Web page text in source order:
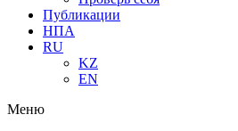
Публикации
НПА
RU
KZ
EN
Меню